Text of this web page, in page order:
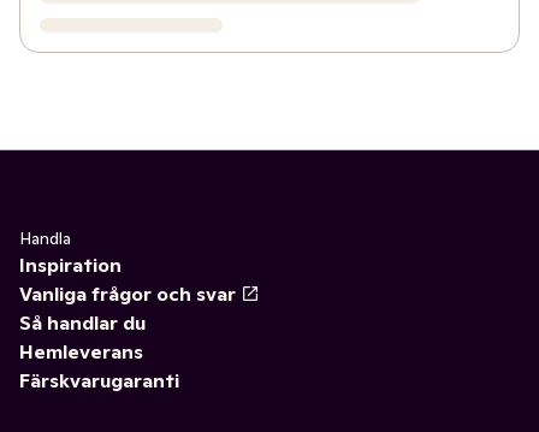
Handla
Inspiration
Vanliga frågor och svar
Så handlar du
Hemleverans
Färskvarugaranti